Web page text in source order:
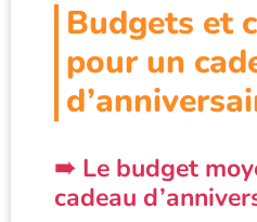
Budgets et
pour un
Le budget
cadeau